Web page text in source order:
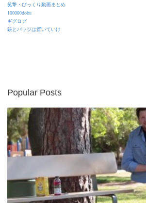
笑撃・びっくり動画まとめ
100000dobu
ギグログ
銃とバッジは置いていけ
Popular Posts